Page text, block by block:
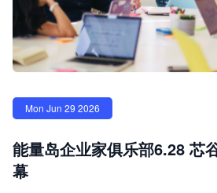
Mon Jun 29 2026
能量岛企业家俱乐部6.28 芯
幕